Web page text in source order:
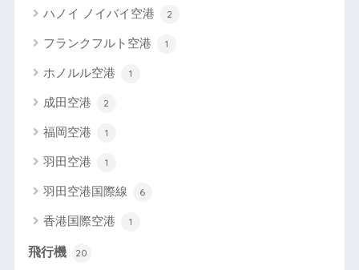
ハノイ ノイバイ空港 2
フランクフルト空港 1
ホノルル空港 1
成田空港 2
福岡空港 1
羽田空港 1
羽田空港国際線 6
香港国際空港 1
飛行機 20